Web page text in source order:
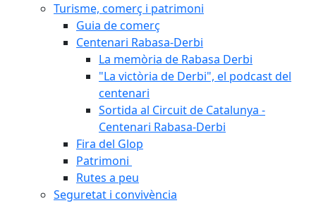
Turisme, comerç i patrimoni
Guia de comerç
Centenari Rabasa-Derbi
La memòria de Rabasa Derbi
"La victòria de Derbi", el podcast del
centenari
Sortida al Circuit de Catalunya -
Centenari Rabasa-Derbi
Fira del Glop
Patrimoni
Rutes a peu
Seguretat i convivència